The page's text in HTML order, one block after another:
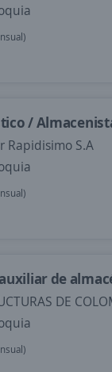
/
Rapidisimo S.A
de
DE